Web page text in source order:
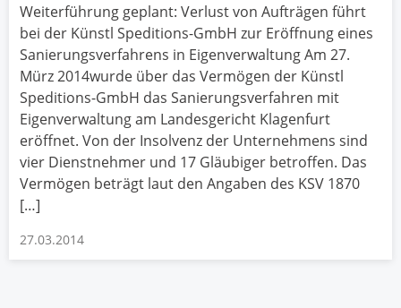
Weiterführung geplant: Verlust von Aufträgen führt
bei der Künstl Speditions-GmbH zur Eröffnung eines
Sanierungsverfahrens in Eigenverwaltung Am 27.
Mürz 2014wurde über das Vermögen der Künstl
Speditions-GmbH das Sanierungsverfahren mit
Eigenverwaltung am Landesgericht Klagenfurt
eröffnet. Von der Insolvenz der Unternehmens sind
vier Dienstnehmer und 17 Gläubiger betroffen. Das
Vermögen beträgt laut den Angaben des KSV 1870
[…]
27.03.2014